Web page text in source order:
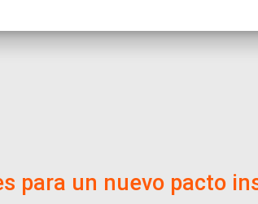
para un nuevo pacto